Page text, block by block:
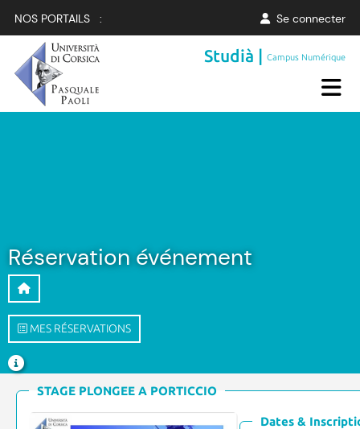
NOS PORTAILS : Se connecter
Studià |Campus Numérique
Réservation événement
MES RÉSERVATIONS
STAGE PLONGEE A PORTICCIO
Dates &